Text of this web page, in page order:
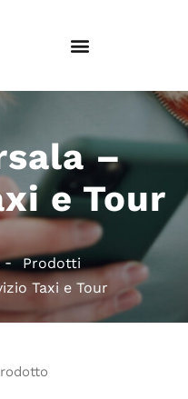
–
e Tour
Prodotti
Taxi e Tour